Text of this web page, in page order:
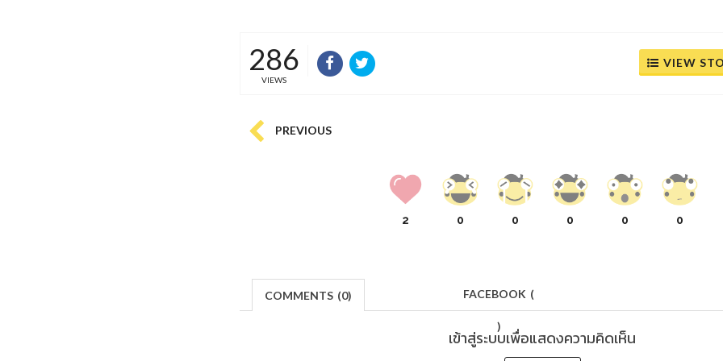
286
VIEWS
VIEW
PREVIOUS
2 0 0 0 0 0
COMMENTS (0) FACEBOOK (
)
เข้าสู่ระบบเพื่อแสดงความคิดเห็น